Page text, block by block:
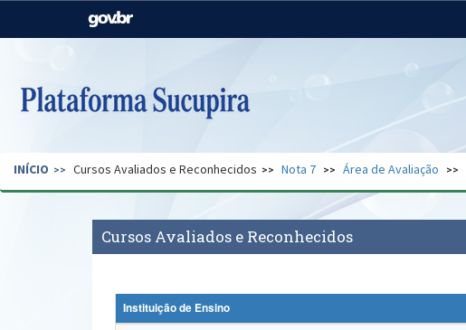
Casa Civil
Pecuária e Abastecimento
Secretaria de Governo Gabinete de Segurança
INÍCIO Cursos Avaliados e Reconhecidos Nota 7 Área de Avaliação
Cursos Avaliados e Reconhecidos
Instituição de Ensino